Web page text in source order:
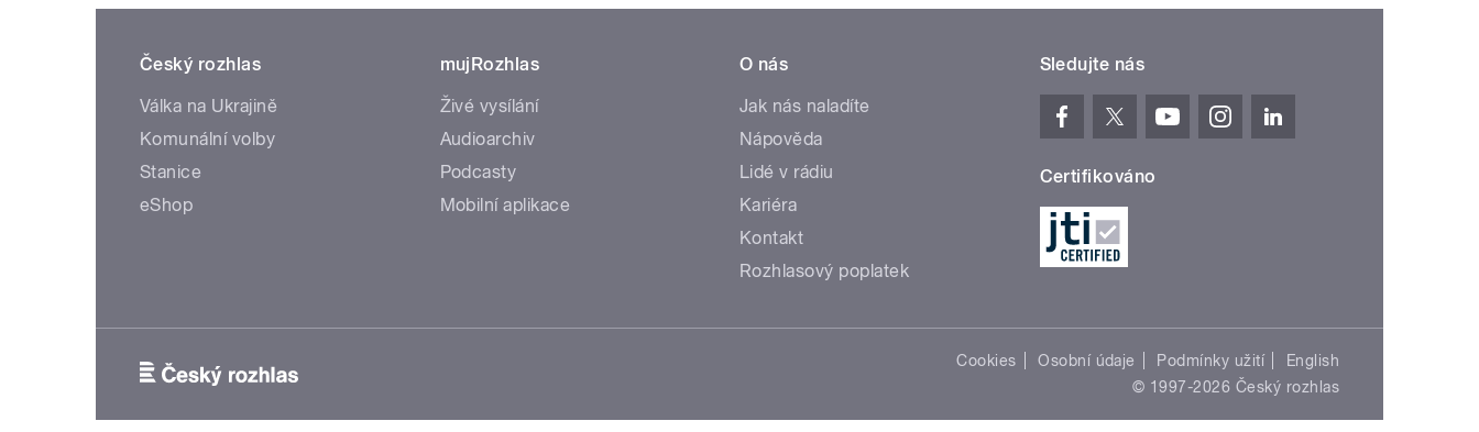
Český rozhlas
Válka na Ukrajině
Komunální volby
Stanice
eShop
mujRozhlas
Živé vysílání
Audioarchiv
Podcasty
Mobilní aplikace
O nás
Jak nás naladíte
Nápověda
Lidé v rádiu
Kariéra
Kontakt
Rozhlasový poplatek
Sledujte nás
Certifikováno
Cookies Osobní údaje Podmínky užití
English
© 1997-2026 Český rozhlas